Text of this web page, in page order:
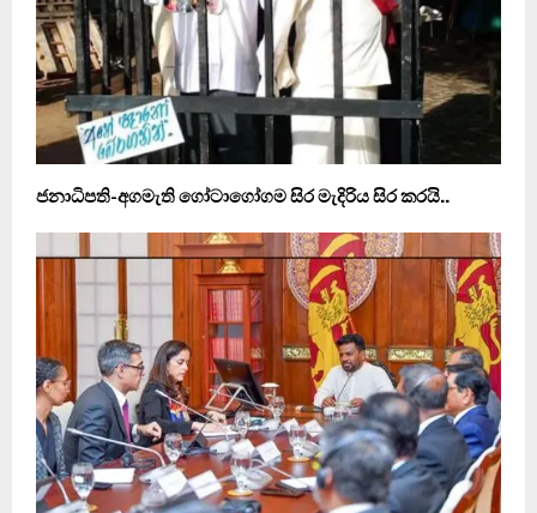
ජනාධිපති-අගමැති ගෝටාගෝගම සිර මැදිරිය සිර කරයි..